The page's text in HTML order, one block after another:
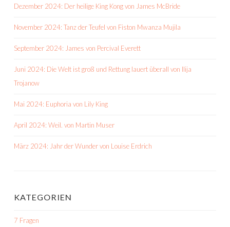
Dezember 2024: Der heilige King Kong von James McBride
November 2024: Tanz der Teufel von Fiston Mwanza Mujila
September 2024: James von Percival Everett
Juni 2024: Die Welt ist groß und Rettung lauert überall von Ilija
Trojanow
Mai 2024: Euphoria von Lily King
April 2024: Weil. von Martin Muser
März 2024: Jahr der Wunder von Louise Erdrich
KATEGORIEN
7 Fragen